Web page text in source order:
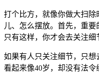
打个比方，就像你做大扫
儿、怎么摆放。首先，重要
只有这样，你才会去关注细
如果有人只关注细节，只
看起来像40岁，却没有法